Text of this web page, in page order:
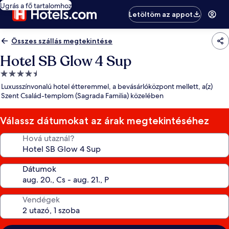
Ugrás a fő tartalomhoz
Letöltöm az appot
Összes szállás megtekintése
Hotel SB Glow 4 Sup
4.5
csillagos
szálláshely
Luxusszínvonalú hotel étteremmel, a bevásárlóközpont mellett, a(z)
Szent Család-templom (Sagrada Familia) közelében
Válassz dátumokat az árak megtekintéséhez
Hová utaznál?
Dátumok
Vendégek